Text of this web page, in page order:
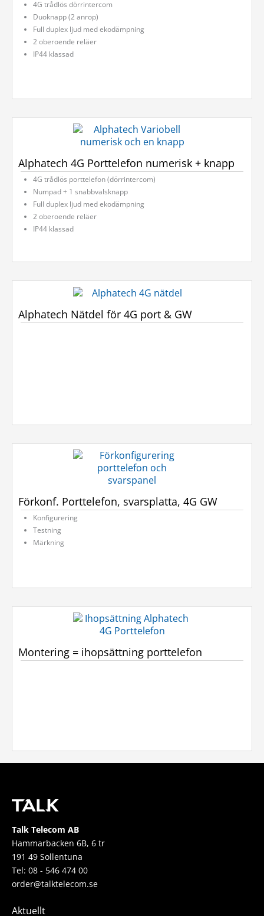
4G trådlös dörrintercom
Duoknapp (2 anrop)
Full duplex ljud med ekodämpning
2 oberoende reläer
IP44 klassad
Alphatech 4G Porttelefon numerisk + knapp
4G trådlös porttelefon (dörrintercom)
Numpad + 1 snabbvalsknapp
Full duplex ljud med ekodämpning
2 oberoende reläer
IP44 klassad
Alphatech Nätdel för 4G port & GW
Förkonf. Porttelefon, svarsplatta, 4G GW
Konfigurering
Testning
Märkning
Montering = ihopsättning porttelefon
Talk Telecom AB
Hammarbacken 6B, 6 tr
191 49 Sollentuna
Tel: 08 - 546 474 00
order@talktelecom.se
Aktuellt